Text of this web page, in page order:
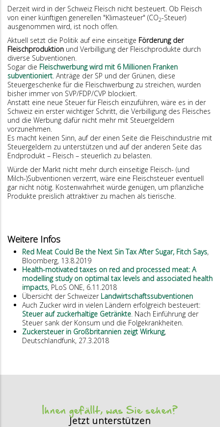
Derzeit wird in der Schweiz Fleisch nicht besteuert. Ob Fleisch
von einer künftigen generellen "Klimasteuer" (CO2-Steuer)
ausgenommen wird, ist noch offen.
Aktuell setzt die Politik auf eine einseitige Förderung der
Fleischproduktion und Verbilligung der Fleischprodukte durch
diverse Subventionen.
Sogar die Fleischwerbung wird mit 6 Millionen Franken
subventioniert. Anträge der SP und der Grünen, diese
Steuergeschenke für die Fleischwerbung zu streichen, wurden
bisher immer von SVP/FDP/CVP blockiert.
Anstatt eine neue Steuer für Fleisch einzuführen, wäre es in der
Schweiz ein erster wichtiger Schritt, die Verbilligung des Fleisches
und die Werbung dafür nicht mehr mit Steuergeldern
vorzunehmen.
Es macht keinen Sinn, auf der einen Seite die Fleischindustrie mit
Steuergeldern zu unterstützen und auf der anderen Seite das
Endprodukt – Fleisch – steuerlich zu belasten.
Würde der Markt nicht mehr durch einseitige Fleisch- (und
Milch-)Subventionen verzerrt, wäre eine Fleischsteuer eventuell
gar nicht nötig. Kostenwahrheit würde genügen, um pflanzliche
Produkte preislich attraktiver zu machen als tierische.
Weitere Infos
Red Meat Could Be the Next Sin Tax After Sugar, Fitch Says,
Bloomberg, 13.8.2019
Health-motivated taxes on red and processed meat: A
modelling study on optimal tax levels and associated health
impacts, PLoS ONE, 6.11.2018
Übersicht der Schweizer Landwirtschaftssubventionen
Auch Zucker wird in vielen Ländern erfolgreich besteuert:
Steuer auf zuckerhaltige Getränkte. Nach Einführung der
Steuer sank der Konsum und die Folgekrankheiten.
Zuckersteuer in Großbritannien zeigt Wirkung,
Deutschlandfunk, 27.3.2018
Ihnen gefällt, was Sie sehen?
Jetzt unterstützen